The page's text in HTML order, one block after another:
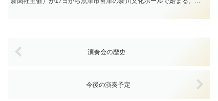
演奏会の歴史
今後の演奏予定